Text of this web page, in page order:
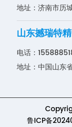
地址：济南市历
山东撼瑞特
电话：
地址：中国山东
鲁ICP备